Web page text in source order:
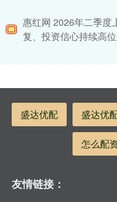
惠红网 2026年二季度
复、投资信心持续高
盛达优配 盛达优
怎么配
友情链接：